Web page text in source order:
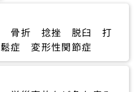
骨折 捻挫 脱臼 打
症 変形性関節症